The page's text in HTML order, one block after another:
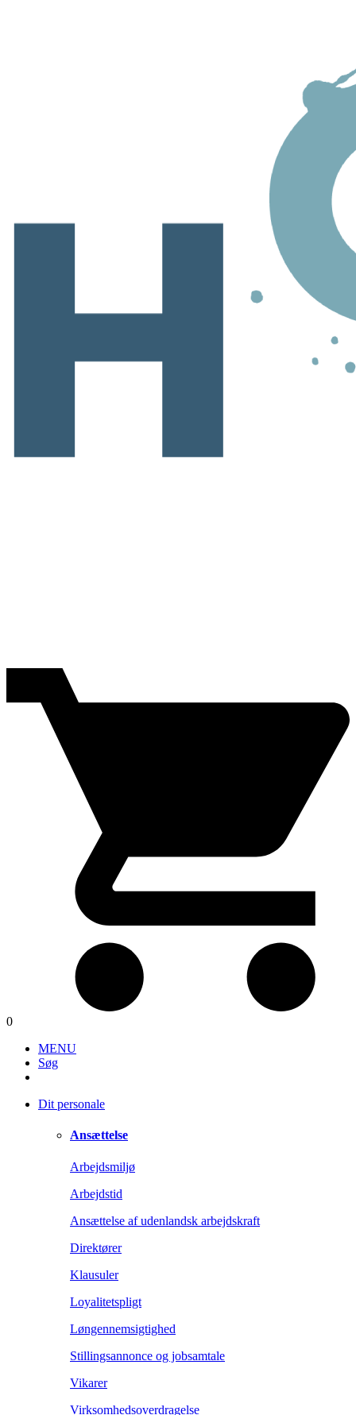
0
MENU
Søg
Dit personale
Ansættelse
Arbejdsmiljø
Arbejdstid
Ansættelse af udenlandsk arbejdskraft
Direktører
Klausuler
Loyalitetspligt
Løngennemsigtighed
Stillingsannonce og jobsamtale
Vikarer
Virksomhedsoverdragelse